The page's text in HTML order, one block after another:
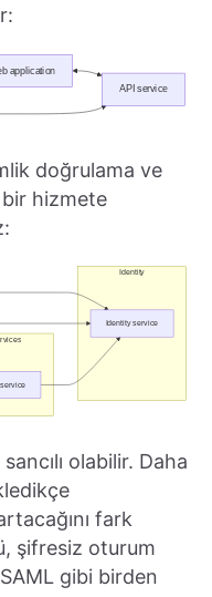
doğrulama ve
bir hizmete
olabilir. Daha
fark
şifresiz oturum
gibi birden